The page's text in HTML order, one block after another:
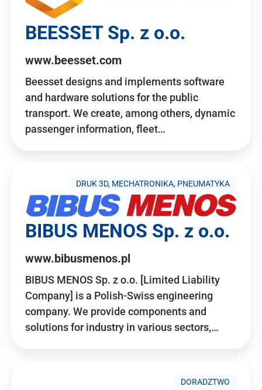
BEESSET Sp. z o.o.
www.beesset.com
Beesset designs and implements software
and hardware solutions for the public
transport. We create, among others, dynamic
passenger information, fleet…
DRUK 3D, MECHATRONIKA, PNEUMATYKA
BIBUS MENOS Sp. z o.o.
www.bibusmenos.pl
BIBUS MENOS Sp. z o.o. [Limited Liability
Company] is a Polish-Swiss engineering
company. We provide components and
solutions for industry in various sectors,…
DORADZTWO